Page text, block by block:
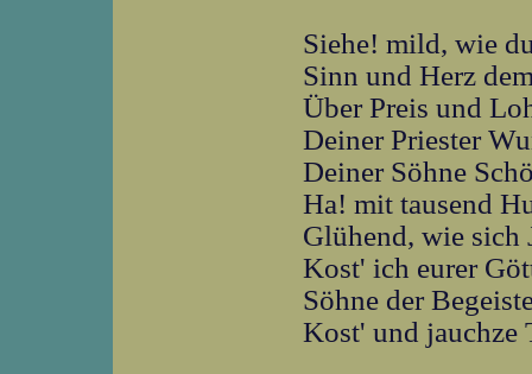
Siehe! mild, wie
Sinn und Herz
Über Preis und
Deiner Priester
Deiner Söhne
Ha! mit tausend
Glühend, wie sich
Kost' ich eurer
Söhne der
Kost' und jauchze